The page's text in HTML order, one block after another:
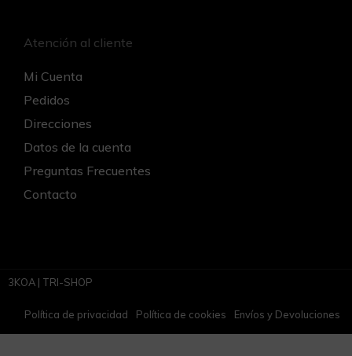
Atención al cliente
Mi Cuenta
Pedidos
Direcciones
Datos de la cuenta
Preguntas Frecuentes
Contacto
3KOA | TRI-SHOP
Política de privacidad Política de cookies Envíos y Devoluciones